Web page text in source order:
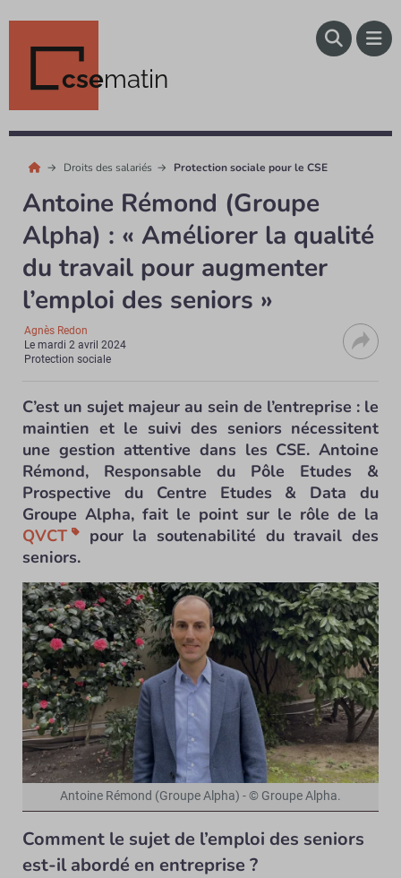
csematin
Droits des salariés Protection sociale pour le CSE
Antoine Rémond (Groupe
Alpha) : « Améliorer la qualité
du travail pour augmenter
l’emploi des seniors »
Agnès Redon
Lemardi 2 avril 2024
Protection sociale
C’est un sujet majeur au sein de l’entreprise : le
maintien et le suivi des seniors nécessitent
une gestion attentive dans les CSE. Antoine
Rémond, Responsable du Pôle Etudes &
Prospective du Centre Etudes & Data du
Groupe Alpha, fait le point sur le rôle de la
QVCT
pour la soutenabilité du travail des
seniors.
Antoine Rémond (Groupe Alpha) - © Groupe Alpha.
Comment le sujet de l’emploi des seniors
est-il abordé en entreprise ?